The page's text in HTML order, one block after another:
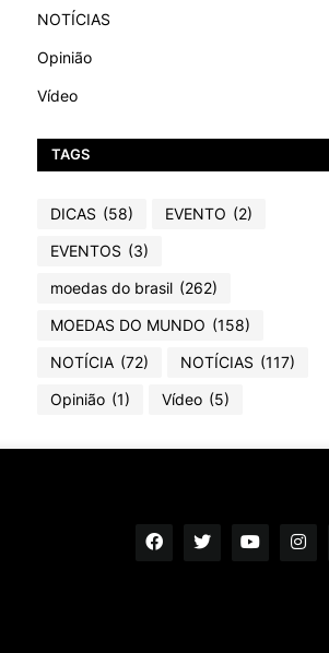
NOTÍCIAS
Opinião
Vídeo
TAGS
DICAS (58) EVENTO (2)
EVENTOS (3)
moedas do brasil (262)
MOEDAS DO MUNDO (158)
NOTÍCIA (72) NOTÍCIAS (117)
Opinião (1) Vídeo (5)